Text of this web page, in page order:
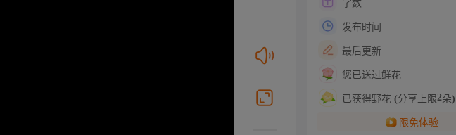
字数
发布时间
最后更新
您已送过鲜花
已获得野花 (分享上限2朵)
限免体验